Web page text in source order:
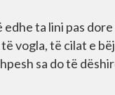
ta lini pas
vogla, të cilat e
sa do të